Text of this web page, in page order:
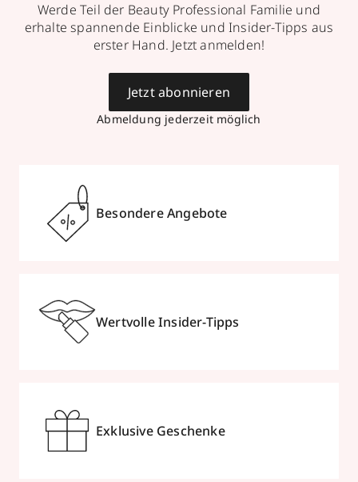
Werde Teil der Beauty Professional Familie und
erhalte spannende Einblicke und Insider-Tipps aus
erster Hand. Jetzt anmelden!
Abmeldung jederzeit möglich
Jetzt abonnieren
Besondere Angebote
Wertvolle Insider-Tipps
Exklusive Geschenke